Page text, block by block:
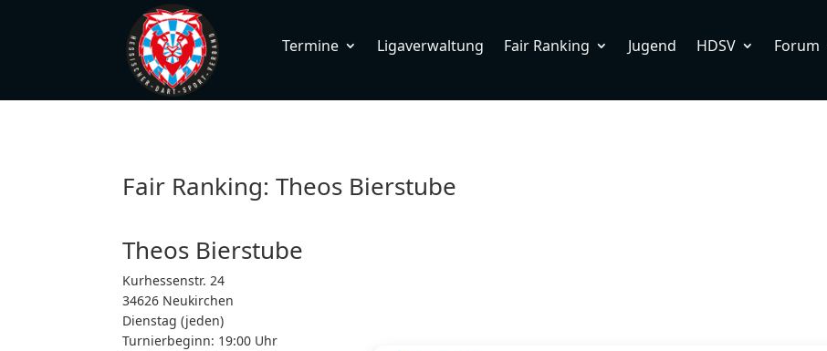
Termine Ligaverwaltung Fair Ranking Jugend HDSV Forum
Fair Ranking: Theos Bierstube
Theos Bierstube
Kurhessenstr. 24
34626 Neukirchen
Dienstag (jeden)
Turnierbeginn: 19:00 Uhr